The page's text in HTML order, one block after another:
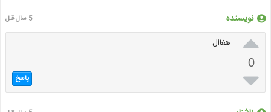
نویسنده 5 سال قبل

0

هغاال
پاسخ